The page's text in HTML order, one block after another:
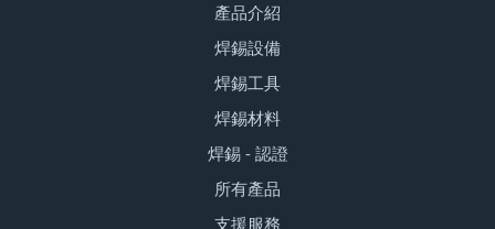
產品介紹
焊錫設備
焊錫工具
焊錫材料
焊錫 - 認證
所有產品
支援服務